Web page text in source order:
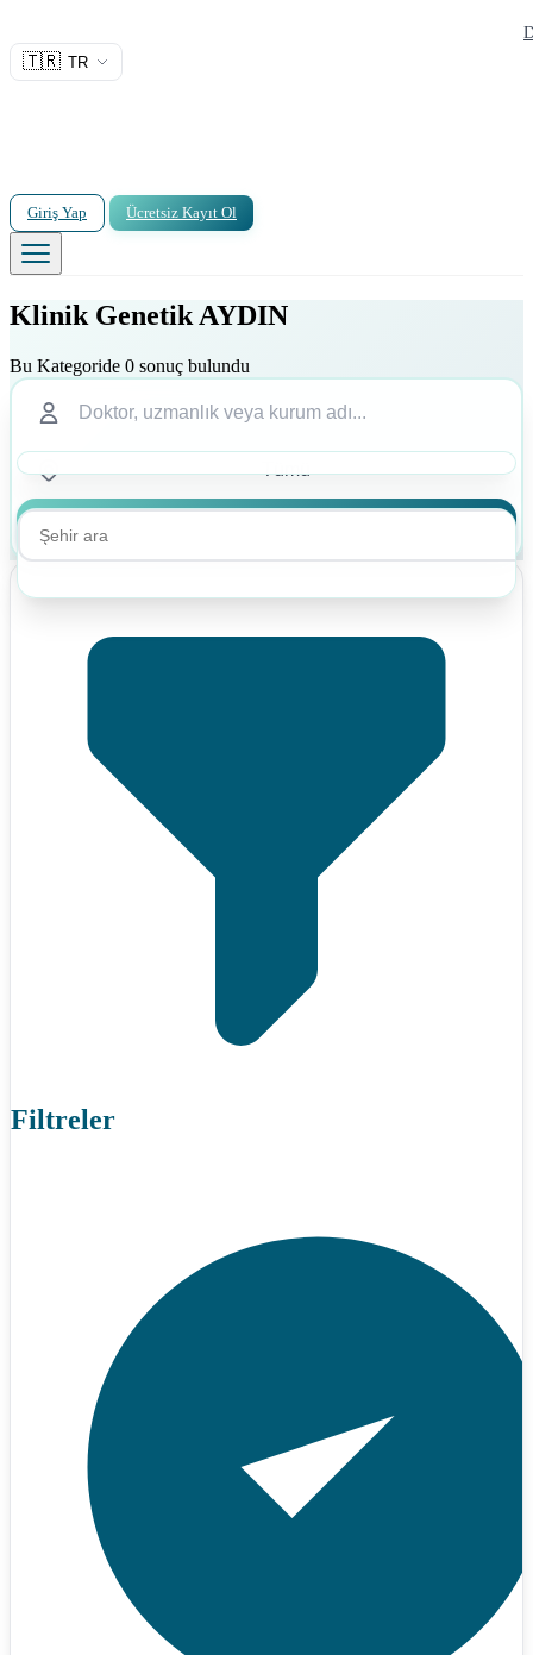
🇹🇷 TR
Giriş Yap Ücretsiz Kayıt Ol
Klinik Genetik AYDIN
Bu Kategoride 0 sonuç bulundu
Filtreler